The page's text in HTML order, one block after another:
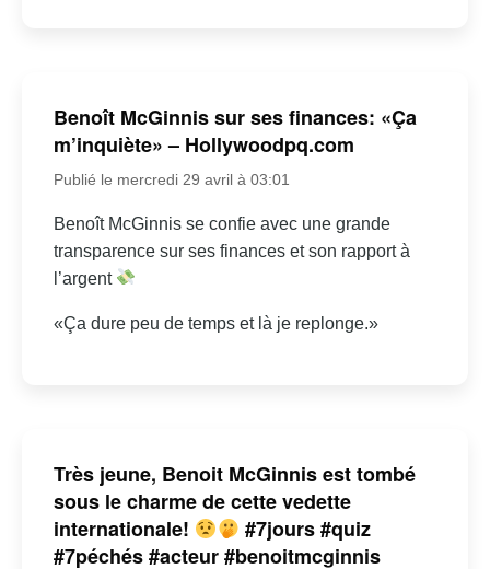
Benoît McGinnis sur ses finances: «Ça
m’inquiète» – Hollywoodpq.com
Publié le mercredi 29 avril à 03:01
Benoît McGinnis se confie avec une grande
transparence sur ses finances et son rapport à
l’argent
«Ça dure peu de temps et là je replonge.»
Très jeune, Benoit McGinnis est tombé
sous le charme de cette vedette
internationale!
#7jours #quiz
#7péchés #acteur #benoitmcginnis